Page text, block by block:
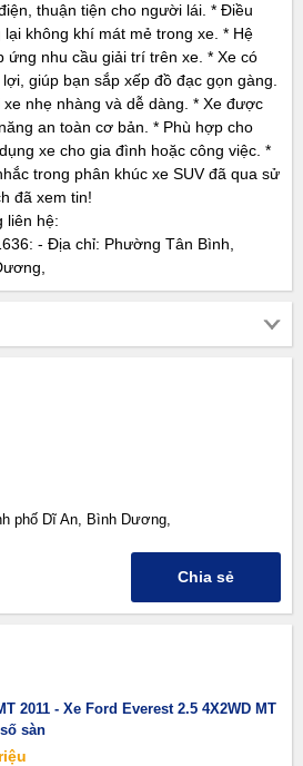
thuận tiện cho người lái. * Điều
không khí mát mẻ trong xe. * Hệ
ứng nhu cầu giải trí trên xe. * Xe có
giúp bạn sắp xếp đồ đạc gọn gàng.
nhẹ nhàng và dễ dàng. * Xe được
an toàn cơ bản. * Phù hợp cho
xe cho gia đình hoặc công việc. *
trong phân khúc xe SUV đã qua sử
đã xem tin!
liên hệ:
- Địa chỉ: Phường Tân Bình,
phố Dĩ An, Bình Dương,
Chia sẻ
2011 - Xe Ford Everest 2.5 4X2WD MT
sàn